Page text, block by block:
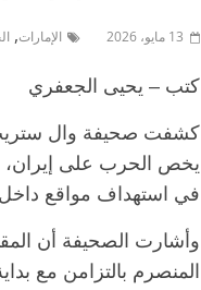
13 مايو، 2026 الإمارات,
كتب – يحيى الجعفري
كشفت صحيفة وال ستريت
يخص الحرب على إيران،
في استهداف مواقع داخل
وأشارت الصحيفة أن
المنصرم بالتزامن مع